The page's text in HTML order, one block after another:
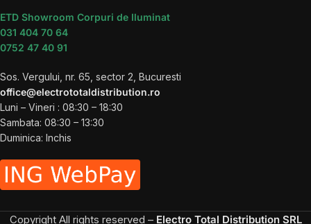
ETD Showroom Corpuri de Iluminat
031 404 70 64
0752 47 40 91
Sos. Vergului, nr. 65, sector 2, Bucuresti
office@electrototaldistribution.ro
Luni – Vineri : 08:30 – 18:30
Sambata: 08:30 – 13:30
Duminica: Inchis
Copyright All rights reserved – Electro Total Distribution SRL